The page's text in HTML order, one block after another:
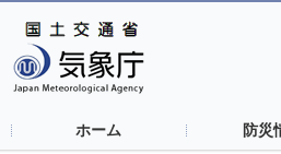
ホーム 防災